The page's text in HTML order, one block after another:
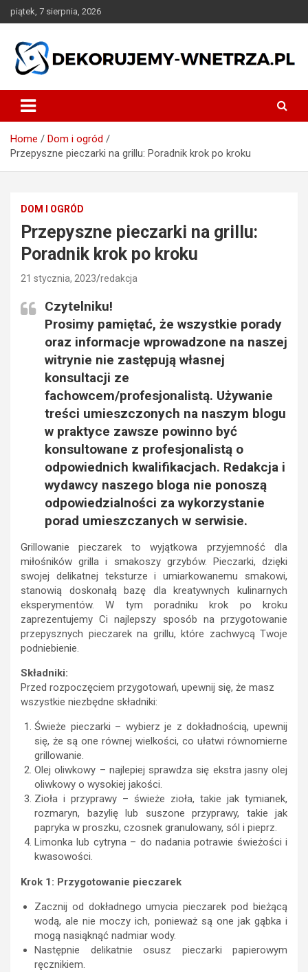
Skip
to
piątek, 7 sierpnia, 2026
dekorujemy-wnetrza.pl
Home
Dom i ogród
Przepyszne pieczarki na grillu: Poradnik krok po kroku
DOM I OGRÓD
Przepyszne pieczarki na grillu:
Poradnik krok po kroku
21 stycznia, 2023 redakcja
Czytelniku!
Prosimy pamiętać, że wszystkie porady
oraz informacje wprowadzone na naszej
witrynie nie zastępują własnej
konsultacji ze
fachowcem/profesjonalistą. Używanie
treści umieszczonych na naszym blogu
w praktyce zawsze powinno być
konsultowane z profesjonalistą o
odpowiednich kwalifikacjach. Redakcja i
wydawcy naszego bloga nie ponoszą
odpowiedzialności za wykorzystanie
porad umieszczanych w serwisie.
Grillowanie pieczarek to wyjątkowa przyjemność dla
miłośników grilla i smakoszy grzybów. Pieczarki, dzięki
swojej delikatnej teksturze i umiarkowanemu smakowi,
stanowią doskonałą bazę dla kreatywnych kulinarnych
eksperymentów. W tym poradniku krok po kroku
zaprezentujemy Ci najlepszy sposób na przygotowanie
przepysznych pieczarek na grillu, które zachwycą Twoje
podniebienie.
Składniki:
Przed rozpoczęciem przygotowań, upewnij się, że masz
wszystkie niezbędne składniki:
Świeże pieczarki – wybierz je z dokładnością, upewnij
się, że są one równej wielkości, co ułatwi równomierne
grillowanie.
Olej oliwkowy – najlepiej sprawdza się ekstra jasny olej
oliwkowy o wysokiej jakości.
Zioła i przyprawy – świeże zioła, takie jak tymianek,
rozmaryn, bazylię lub suszone przyprawy, takie jak
papryka w proszku, czosnek granulowany, sól i pieprz.
Limonka lub cytryna – do nadania potrawie świeżości i
kwasowości.
Krok 1: Przygotowanie pieczarek
Zacznij od dokładnego umycia pieczarek pod bieżącą
wodą, ale nie moczy ich, ponieważ są one jak gąbka i
mogą nasiąknąć nadmiar wody.
Następnie delikatnie osusz pieczarki papierowym
ręcznikiem.